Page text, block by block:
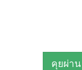
คุยผ่าน